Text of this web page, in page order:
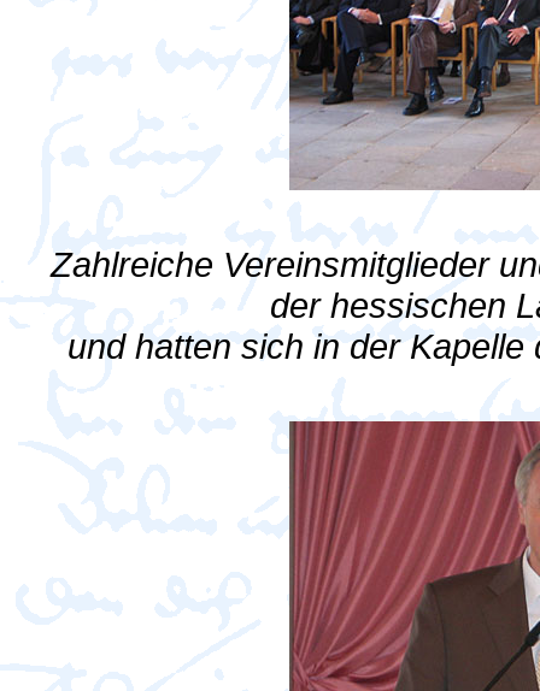
Zahlreiche Vereinsmitglieder
der hessischen
und hatten sich in der